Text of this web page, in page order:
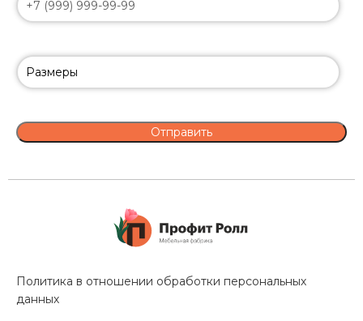
Политика в отношении обработки персональных
данных